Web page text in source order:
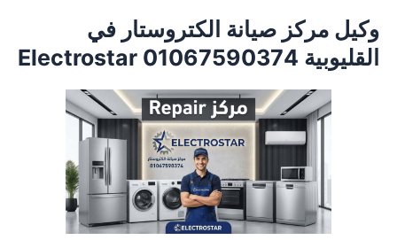
وكيل مركز صيانة الكتروستار في
القليوبية 01067590374 Electrostar